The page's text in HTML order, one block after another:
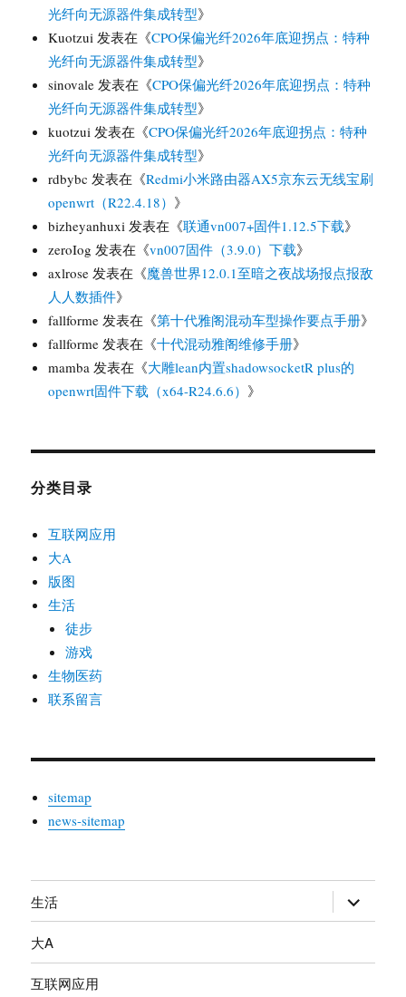
光纤向无源器件集成转型》
Kuotzui 发表在《CPO保偏光纤2026年底迎拐点：特种
光纤向无源器件集成转型》
sinovale 发表在《CPO保偏光纤2026年底迎拐点：特种
光纤向无源器件集成转型》
kuotzui 发表在《CPO保偏光纤2026年底迎拐点：特种
光纤向无源器件集成转型》
rdbybc 发表在《Redmi小米路由器AX5京东云无线宝刷
openwrt（R22.4.18） 》
bizheyanhuxi 发表在《联通vn007+固件1.12.5下载》
zeroIog 发表在《vn007固件（3.9.0）下载》
axlrose 发表在《魔兽世界12.0.1至暗之夜战场报点报敌
人人数插件》
fallforme 发表在《第十代雅阁混动车型操作要点手册》
fallforme 发表在《十代混动雅阁维修手册》
mamba 发表在《大雕lean内置shadowsocketR plus的
openwrt固件下载（x64-R24.6.6） 》
分类目录
互联网应用
大A
版图
生活
徒步
游戏
生物医药
联系留言
sitemap
news-sitemap
生活
开
大A
互联网应用